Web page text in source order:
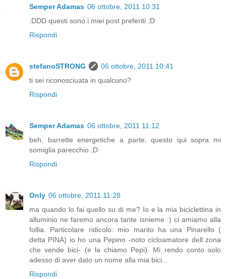
Semper Adamas 06 ottobre, 2011 10:31
:DDD questi sono i miei post preferiti ;D
Rispondi
stefanoSTRONG
06 ottobre, 2011 10:41
ti sei riconosciuata in qualcuno?
Rispondi
Semper Adamas 06 ottobre, 2011 11:12
beh, barrette energetiche a parte, questo qui sopra mi
somiglia parecchio ;D
Rispondi
Only 06 ottobre, 2011 11:28
ma quando lo fai quello su di me? Io e la mia biciclettina in
alluminio ne faremo ancora tante isnieme :) ci amiamo alla
follia. Particolare ridicolo: mio marito ha una Pinarello (
detta PINA) io ho una Pepino -noto cicloamatore dell zona
che vende bici- (e la chiamo Pepi). Mi rendo conto solo
adesso di aver dato un nome alla mia bici...
Rispondi